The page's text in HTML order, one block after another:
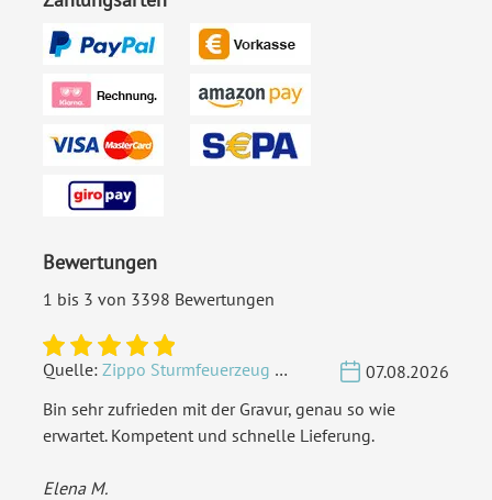
Bewertungen
1 bis 3 von 3398 Bewertungen
Quelle: Zippo Sturmfeuerzeug Chrom - Verzierte Initialen
07.08.2026
Bin sehr zufrieden mit der Gravur, genau so wie
erwartet. Kompetent und schnelle Lieferung.
Elena M.